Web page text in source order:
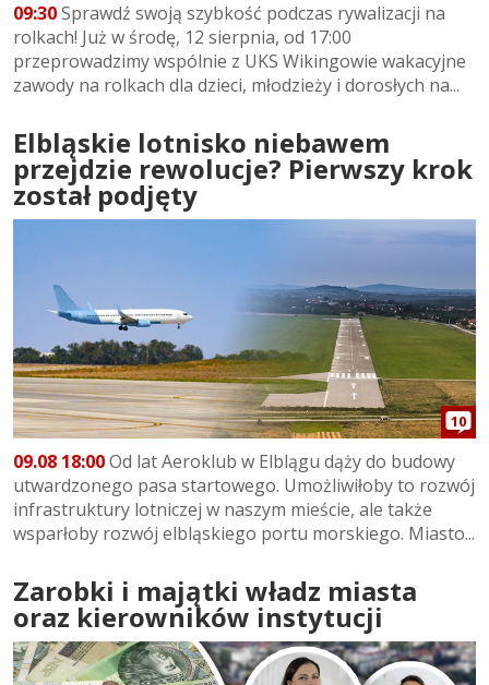
09:30Sprawdź swoją szybkość podczas rywalizacji na
rolkach! Już w środę, 12 sierpnia, od 17:00
przeprowadzimy wspólnie z UKS Wikingowie wakacyjne
zawody na rolkach dla dzieci, młodzieży i dorosłych na...
Elbląskie lotnisko niebawem
przejdzie rewolucje? Pierwszy krok
został podjęty
10
09.08 18:00Od lat Aeroklub w Elblągu dąży do budowy
utwardzonego pasa startowego. Umożliwiłoby to rozwój
infrastruktury lotniczej w naszym mieście, ale także
wsparłoby rozwój elbląskiego portu morskiego. Miasto...
Zarobki i majątki władz miasta
oraz kierowników instytucji